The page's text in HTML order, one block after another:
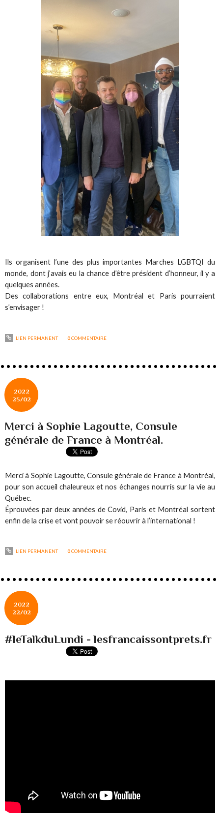
Ils organisent l’une des plus importantes Marches LGBTQI du
monde, dont j’avais eu la chance d’être président d’honneur, il y a
quelques années.
Des collaborations entre eux, Montréal et Paris pourraient
s’envisager !
LIEN PERMANENT 0COMMENTAIRE
2022
25/02
Merci à Sophie Lagoutte, Consule
générale de France à Montréal.
Merci à Sophie Lagoutte, Consule générale de France à Montréal,
pour son accueil chaleureux et nos échanges nourris sur la vie au
Québec.
Éprouvées par deux années de Covid, Paris et Montréal sortent
enfin de la crise et vont pouvoir se réouvrir à l’international !
LIEN PERMANENT 0COMMENTAIRE
2022
22/02
#leTalkduLundi - lesfrancaissontprets.fr